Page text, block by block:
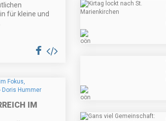
für kleine und
IM